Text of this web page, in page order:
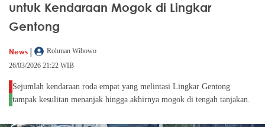
untuk Kendaraan Mogok di Lingkar
Gentong
News |
Rohman Wibowo
26/03/2026 21:22 WIB
Sejumlah kendaraan roda empat yang melintasi Lingkar Gentong
tampak kesulitan menanjak hingga akhirnya mogok di tengah tanjakan.